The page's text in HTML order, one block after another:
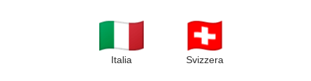
Italia Svizzera